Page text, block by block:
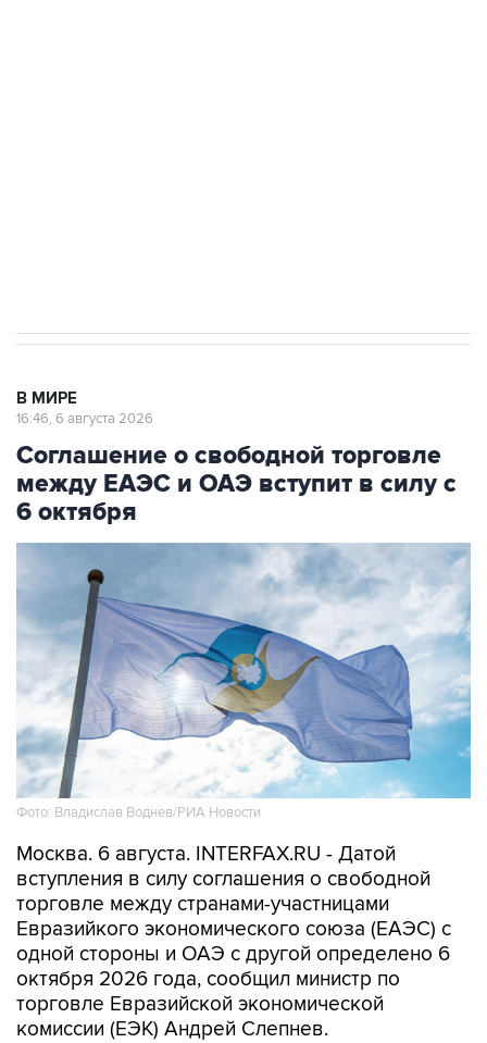
В МИРЕ
16:46, 6 августа 2026
Соглашение о свободной торговле
между ЕАЭС и ОАЭ вступит в силу с
6 октября
Фото: Владислав Воднев/РИА Новости
Москва. 6 августа. INTERFAX.RU - Датой
вступления в силу соглашения о свободной
торговле между странами-участницами
Евразийкого экономического союза (ЕАЭС) с
одной стороны и ОАЭ с другой определено 6
октября 2026 года, сообщил министр по
торговле Евразийской экономической
комиссии (ЕЭК) Андрей Слепнев.